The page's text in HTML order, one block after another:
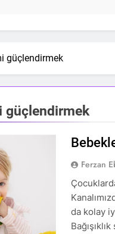
güçlendirmek
güçlendirmek
Ferzan
da kolay